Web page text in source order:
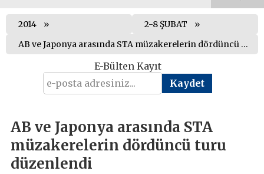
2014
2-8 ŞUBAT
AB ve Japonya arasında STA müzakerelerin dördüncü turu düzenlendi
E-Bülten Kayıt
AB ve Japonya arasında STA
müzakerelerin dördüncü turu
düzenlendi